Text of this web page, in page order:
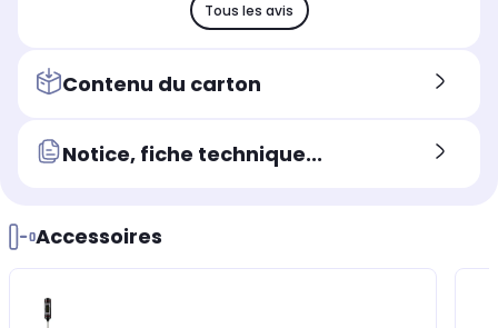
Tous les avis
Contenu du carton
Notice, fiche technique...
Accessoires